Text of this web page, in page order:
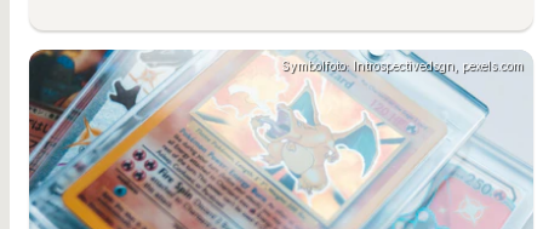
Symbolfoto: Introspectivedsgn, pexels.com